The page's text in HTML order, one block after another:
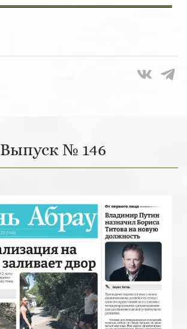
Выпуск № 146